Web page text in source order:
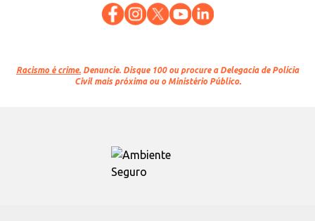
Racismo é crime. Denuncie. Disque 100 ou procure a Delegacia de Polícia
Civil mais próxima ou o Ministério Público.